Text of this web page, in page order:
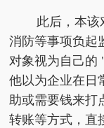
此后，本该
消防等事项负起
对象视为自己的
他以为企业在日
助或需要钱来打
转账等方式，直